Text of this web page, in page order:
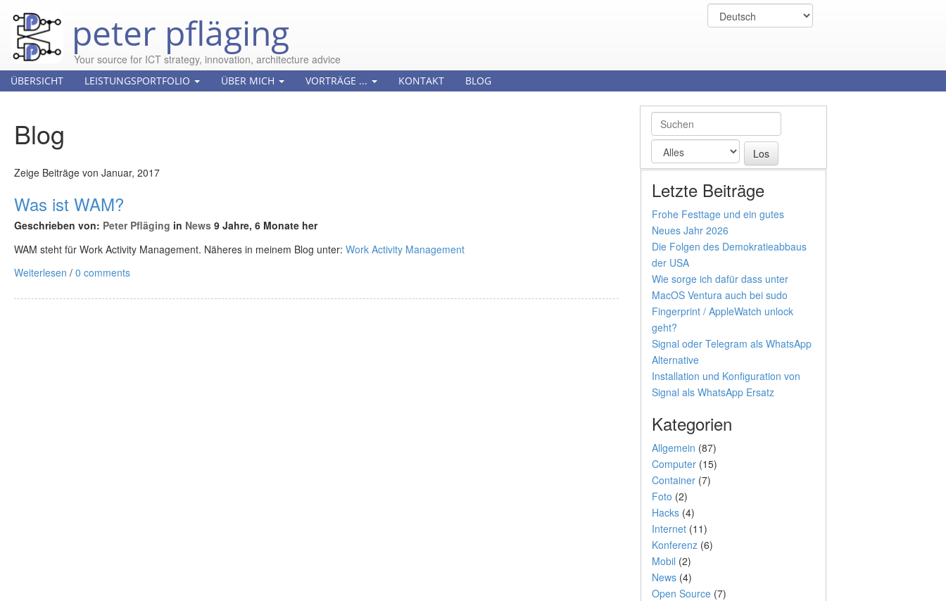
peter pfläging
Your source for ICT strategy, innovation, architecture advice
ÜBERSICHT LEISTUNGSPORTFOLIO ÜBER MICH VORTRÄGE ... KONTAKT BLOG
Blog
Zeige Beiträge von Januar, 2017
Was ist WAM?
Geschrieben von: Peter Pfläging in News 9 Jahre, 6 Monate her
WAM steht für Work Activity Management. Näheres in meinem Blog unter: Work Activity Management
Weiterlesen / 0 comments
Letzte Beiträge
Frohe Festtage und ein gutes
Neues Jahr 2026
Die Folgen des Demokratieabbaus
der USA
Wie sorge ich dafür dass unter
MacOS Ventura auch bei sudo
Fingerprint / AppleWatch unlock
geht?
Signal oder Telegram als WhatsApp
Alternative
Installation und Konfiguration von
Signal als WhatsApp Ersatz
Kategorien
Allgemein (87)
Computer(15)
Container(7)
Foto (2)
Hacks(4)
Internet(11)
Konferenz(6)
Mobil (2)
News(4)
Open Source(7)